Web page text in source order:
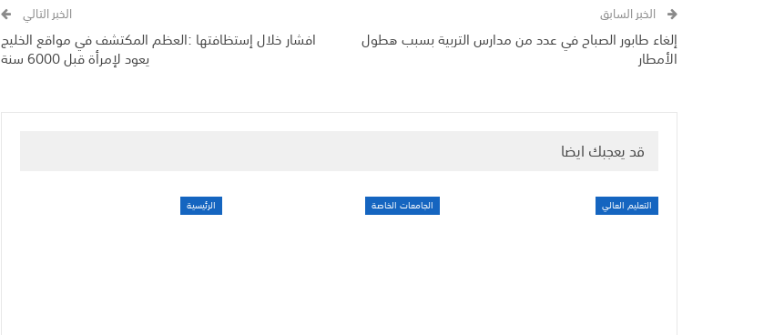
الخبر السابق
إلغاء طابور الصباح في عدد من مدارس التربية بسبب هطول
الأمطار
الخبر التالي
افشار خلال إستظافتها :العظم المكتشف في مواقع الخليج
يعود لإمرأة قبل 6000 سنة
قد يعجبك ايضا
التعليم العالي الجامعات الخاصة الرئيسية